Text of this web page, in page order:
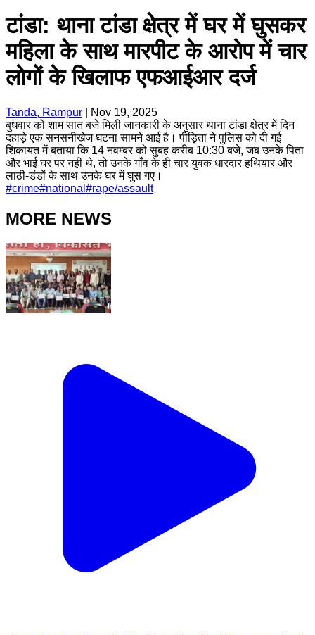
टांडा: थाना टांडा क्षेत्र में घर में घुसकर
महिला के साथ मारपीट के आरोप में चार
लोगों के खिलाफ एफआईआर दर्ज
Tanda, Rampur
Nov 19, 2025
बुधवार को शाम सात बजे मिली जानकारी के अनुसार थाना टांडा क्षेत्र में दिन
दहाड़े एक सनसनीखेज घटना सामने आई है। पीड़िता ने पुलिस को दी गई
शिकायत में बताया कि 14 नवम्बर को सुबह करीब 10:30 बजे, जब उनके पिता
और भाई घर पर नहीं थे, तो उनके गाँव के ही चार युवक धारदार हथियार और
लाठी-डंडों के साथ उनके घर में घुस गए।
#crime#national #rape/assault
MORE NEWS